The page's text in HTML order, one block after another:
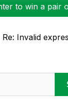
to win a pair
Re: Invalid